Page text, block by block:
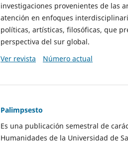
investigaciones provenientes de las
atención en enfoques
políticas, artísticas, filosóficas, que
perspectiva del sur global.
Ver revista
Número actual
Palimpsesto
Es una publicación semestral de
Humanidades de la Universidad de